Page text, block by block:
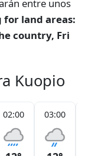
entre unos
land areas:
country, Fri
Kuopio
02:00 03:00